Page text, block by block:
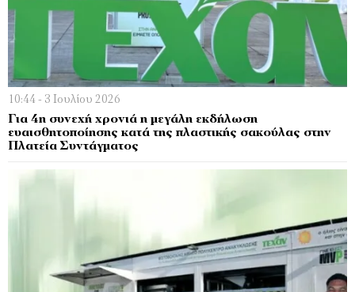
10:44 - 3 Ιουλίου 2026
Για 4η συνεχή χρονιά η μεγάλη εκδήλωση
ευαισθητοποίησης κατά της πλαστικής σακούλας στην
Πλατεία Συντάγματος